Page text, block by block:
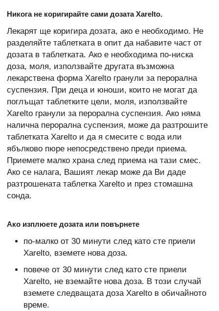
Никога не коригирайте сами дозата Xarelto.
Лекарят ще коригира дозата, ако е необходимо. Не
разделяйте таблетката в опит да набавите част от
дозата в таблетката. Ако е необходима по-ниска
доза, моля, използвайте другата възможна
лекарствена форма Xarelto гранули за перорална
суспензия. При деца и юноши, които не могат да
поглъщат таблетките цели, моля, използвайте
Xarelto гранули за перорална суспензия. Ако няма
налична перорална суспензия, може да разтрошите
таблетката Xarelto и да я смесите с вода или
ябълково пюре непосредствено преди приема.
Приемете малко храна след приема на тази смес.
Ако се налага, Вашият лекар може да Ви даде
разтрошената таблетка Xarelto и през стомашна
сонда.
Ако изплюете дозата или повърнете
по-малко от 30 минути след като сте приели
Xarelto, вземете нова доза.
повече от 30 минути след като сте приели
Xarelto, не вземайте нова доза. В този случай
вземете следващата доза Xarelto в обичайното
време.